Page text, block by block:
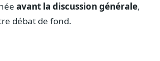
réel, embeds pour vos contenus
pour vos travaux académiques
avant la discussion générale,
débat de fond.